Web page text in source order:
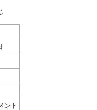
ント